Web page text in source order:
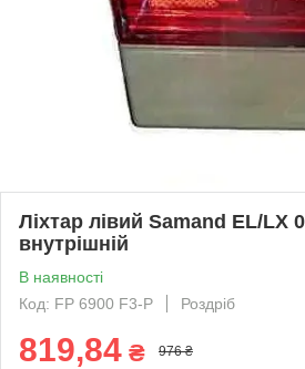
Ліхтар лівий Samand EL/LX
внутрішній
В наявності
Код: FP 6900 F3-P
Роздріб
819,84 ₴ 976 ₴